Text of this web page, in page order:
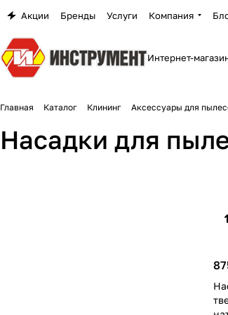
Акции Бренды Услуги Компания
Интернет-
Главная Каталог Клининг Аксессуары для
Насадки для